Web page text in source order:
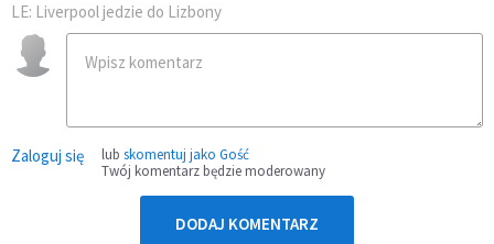
LE: Liverpool jedzie do Lizbony
Zaloguj się lub skomentuj jako Gość
Twój komentarz będzie moderowany
DODAJ KOMENTARZ